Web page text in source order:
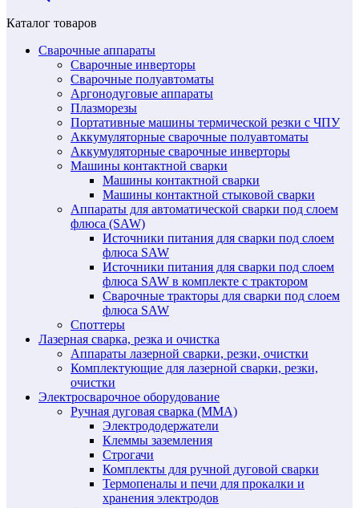
Каталог товаров
Сварочные аппараты
Сварочные инверторы
Сварочные полуавтоматы
Аргонодуговые аппараты
Плазморезы
Портативные машины термической резки с ЧПУ
Аккумуляторные сварочные полуавтоматы
Аккумуляторные сварочные инверторы
Машины контактной сварки
Машины контактной сварки
Машины контактной стыковой сварки
Аппараты для автоматической сварки под слоем
флюса (SAW)
Источники питания для сварки под слоем
флюса SAW
Источники питания для сварки под слоем
флюса SAW в комплекте с трактором
Сварочные тракторы для сварки под слоем
флюса SAW
Споттеры
Лазерная сварка, резка и очистка
Аппараты лазерной сварки, резки, очистки
Комплектующие для лазерной сварки, резки,
очистки
Электросварочное оборудование
Ручная дуговая сварка (MMA)
Электрододержатели
Клеммы заземления
Строгачи
Комплекты для ручной дуговой сварки
Термопеналы и печи для прокалки и
хранения электродов